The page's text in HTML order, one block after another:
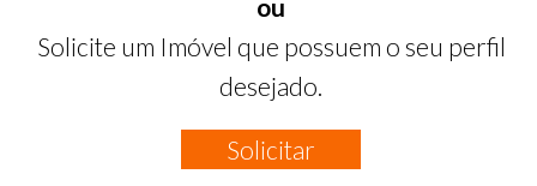
ou
Solicite um Imóvel que possuem o seu perfil
desejado.
Solicitar